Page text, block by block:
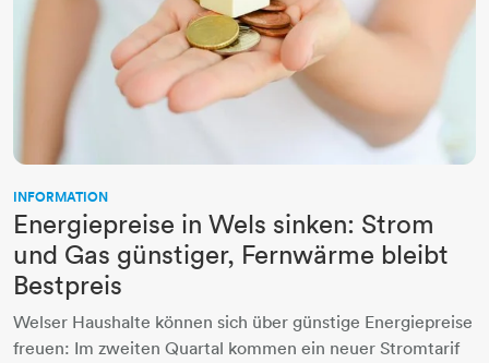
INFORMATION
Energiepreise in Wels sinken: Strom
und Gas günstiger, Fernwärme bleibt
Bestpreis
Welser Haushalte können sich über günstige Energiepreise
freuen: Im zweiten Quartal kommen ein neuer Stromtarif